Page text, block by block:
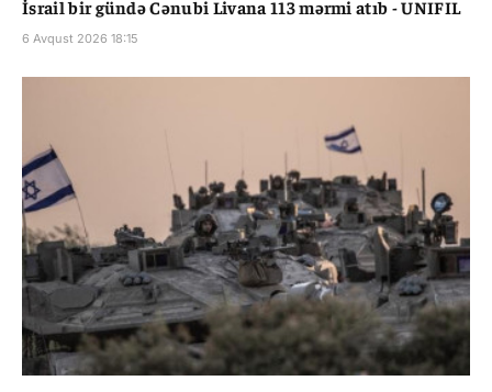
İsrail bir gündə Cənubi Livana 113 mərmi atıb - UNIFIL
6 Avqust 2026 18:15